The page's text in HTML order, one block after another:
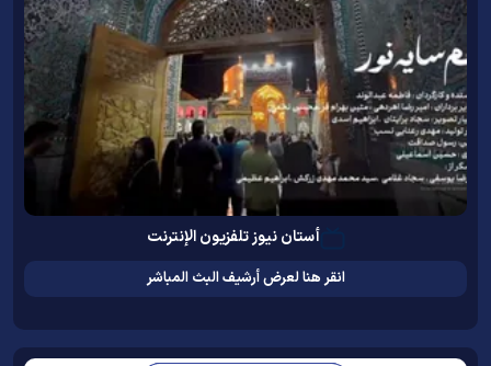
أستان نيوز تلفزيون الإنترنت
انقر هنا لعرض أرشيف البث المباشر